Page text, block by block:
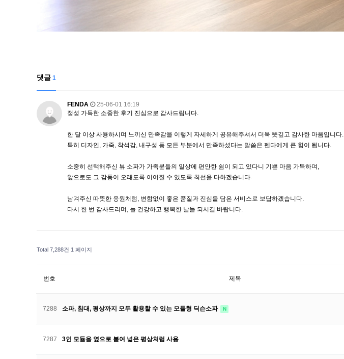
댓글 1
FENDA
25-06-01 16:19
정성 가득한 소중한 후기 진심으로 감사드립니다.
한 달 이상 사용하시며 느끼신 만족감을 이렇게 자세하게 공유해주셔서 더욱 뜻깊고 감사한 마음입니다.
특히 디자인, 가죽, 착석감, 내구성 등 모든 부분에서 만족하셨다는 말씀은 펜다에게 큰 힘이 됩니다.
소중히 선택해주신 뷰 소파가 가족분들의 일상에 편안한 쉼이 되고 있다니 기쁜 마음 가득하며,
앞으로도 그 감동이 오래도록 이어질 수 있도록 최선을 다하겠습니다.
남겨주신 따뜻한 응원처럼, 변함없이 좋은 품질과 진심을 담은 서비스로 보답하겠습니다.
다시 한 번 감사드리며, 늘 건강하고 행복한 날들 되시길 바랍니다.
Total 7,288건 1 페이지
번호 제목
7288 소파, 침대, 평상까지 모두 활용할 수 있는 모듈형 딕슨소파 N
7287 3인 모듈을 옆으로 붙여 넓은 평상처럼 사용